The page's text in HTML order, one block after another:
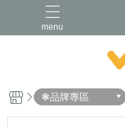
menu
Trifresh W
❃品牌專區